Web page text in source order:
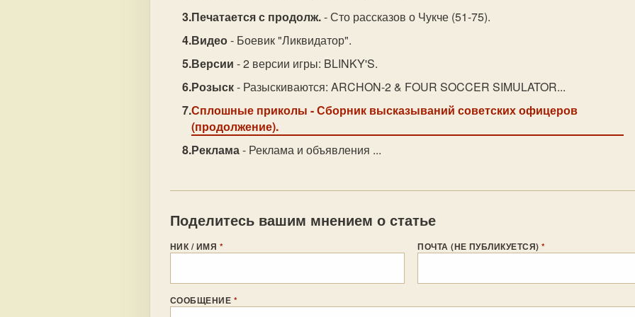
Печатается с продолж.- Сто рассказов о Чукче (51-75).
Видео- Боевик "Ликвидатор".
Версии - 2 версии игры: BLINKY'S.
Розыск- Разыскиваются: ARCHON-2 & FOUR SOCCER SIMULATOR...
Сплошные приколы - Сборник высказываний советских офицеров
(продолжение).
Реклама- Реклама и объявления ...
Поделитесь вашим мнением о статье
НИК / ИМЯ * ПОЧТА (НЕ ПУБЛИКУЕТСЯ)*
СООБЩЕНИЕ *